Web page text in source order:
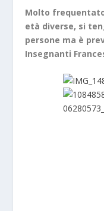
Molto
età diverse, si
persone ma è
Insegnanti